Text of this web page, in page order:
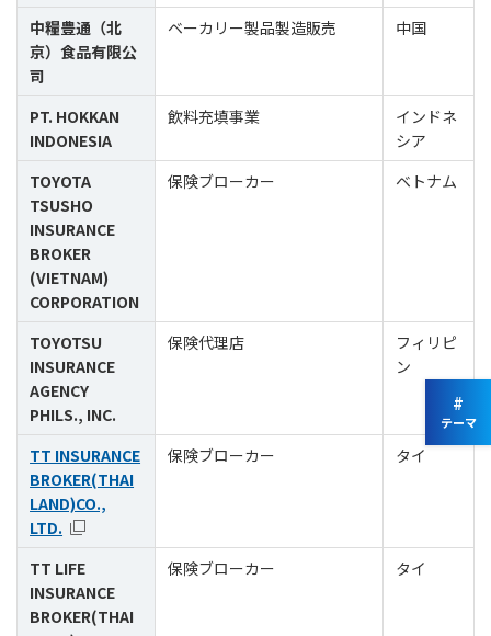
中糧豊通（北
京）食品有限公
司
ベーカリー製品製造販売 中国
PT. HOKKAN
INDONESIA
飲料充填事業
インドネ
シア
TOYOTA
TSUSHO
INSURANCE
BROKER
(VIETNAM)
CORPORATION
保険ブローカー ベトナム
TOYOTSU
INSURANCE
AGENCY
PHILS., INC.
保険代理店
フィリピ
ン
TT INSURANCE
BROKER(THAI
LAND)CO.,
LTD.
保険ブローカー タイ
TT LIFE
INSURANCE
BROKER(THAI
保険ブローカー タイ
#
テーマ